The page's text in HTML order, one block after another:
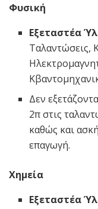
Φυσική
Εξεταστέα
Ταλαντώσεις,
Δεν
2π​ στις
καθώς και
επαγωγή.
Χημεία
Εξεταστέα